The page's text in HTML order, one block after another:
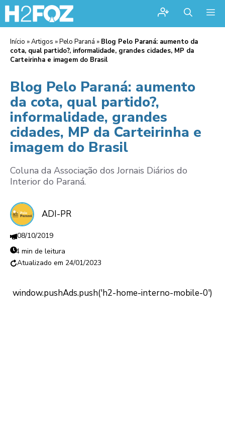
Início »Artigos »Pelo Paraná » Blog Pelo Paraná: aumento da
cota, qual partido?, informalidade, grandes cidades, MP da
Carteirinha e imagem do Brasil
Blog Pelo Paraná: aumento
da cota, qual partido?,
informalidade, grandes
cidades, MP da Carteirinha e
imagem do Brasil
Coluna da Associação dos Jornais Diários do
Interior do Paraná.
ADI-PR
08/10/2019
4 min de leitura
24/01/2023